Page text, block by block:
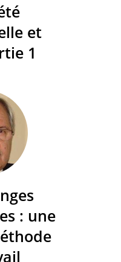
et
1
: une